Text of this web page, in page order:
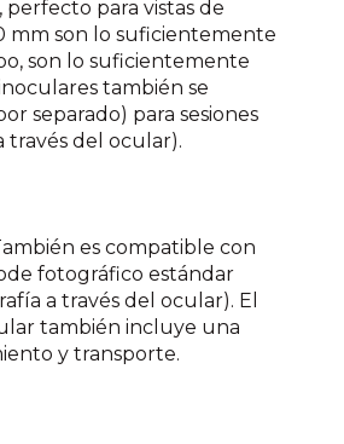
para vistas de
mm son lo suficientemente
son lo suficientemente
también se
separado) para sesiones
través del ocular).
es compatible con
fotográfico estándar
a través del ocular). El
también incluye una
y transporte.